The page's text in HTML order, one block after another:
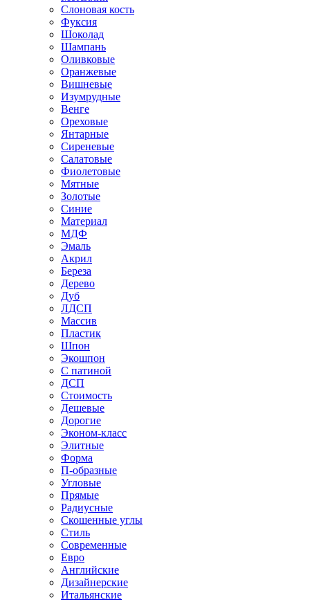
Слоновая кость
Фуксия
Шоколад
Шампань
Оливковые
Оранжевые
Вишневые
Изумрудные
Венге
Ореховые
Янтарные
Сиреневые
Салатовые
Фиолетовые
Мятные
Золотые
Синие
Материал
МДФ
Эмаль
Акрил
Береза
Дерево
Дуб
ЛДСП
Массив
Пластик
Шпон
Экошпон
С патиной
ДСП
Стоимость
Дешевые
Дорогие
Эконом-класс
Элитные
Форма
П-образные
Угловые
Прямые
Радиусные
Скошенные углы
Стиль
Современные
Евро
Английские
Дизайнерские
Итальянские